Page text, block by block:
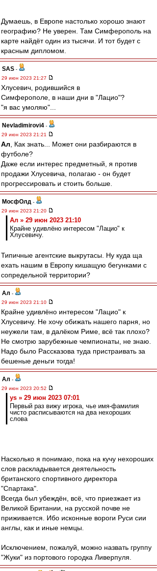
Думаешь, в Европе настолько хорошо знают
географию? Не уверен. Там Симферополь на
карте найдёт один из тысячи. И тот будет с
красным дипломом.
SAS -
29 июн 2023 21:27
Хлусевич, родившийся в
Симферополе, в наши дни в "Лацио"?
"я вас умоляю"...
Nevladimirovi4 -
29 июн 2023 21:21
Ал , Как знать... Может они разбираются в
футболе?
Даже если интерес предметный, я против
продажи Хлусевича, полагаю - он будет
прогрессировать и стоить больше.
МосфОлд -
29 июн 2023 21:20
Ал » 29 июн 2023 21:10
Крайне удивлёно интересом "Лацио" к
Хлусевичу.
Типичные агентские выкрутасы. Ну куда ща
ехать нашим в Европу кишащую бегунками с
сопредельной территории?
Ал -
29 июн 2023 21:10
Крайне удивлёно интересом "Лацио" к
Хлусевичу. Не хочу обижать нашего парня, но
неужели там, в далёком Риме, всё так плохо?
Не смотрю зарубежные чемпионаты, не знаю.
Надо было Рассказова туда пристраивать за
бешеные деньги тогда!
Ал -
29 июн 2023 20:52
ys » 29 июн 2023 07:01
Первый раз вижу игрока, чье имя-фамилия
чисто расписываются на два нехороших
слова
Насколько я понимаю, пока на кучу нехороших
слов раскладывается деятельность
британского спортивного директора
"Спартака".
Всегда был убеждён, всё, что приезжает из
Великой Британии, на русской почве не
приживается. Ибо исконные вороги Руси сии
англы, как и иные немцы.
Исключением, пожалуй, можно назвать группу
"Жуки" из портового городка Ливерпуля.